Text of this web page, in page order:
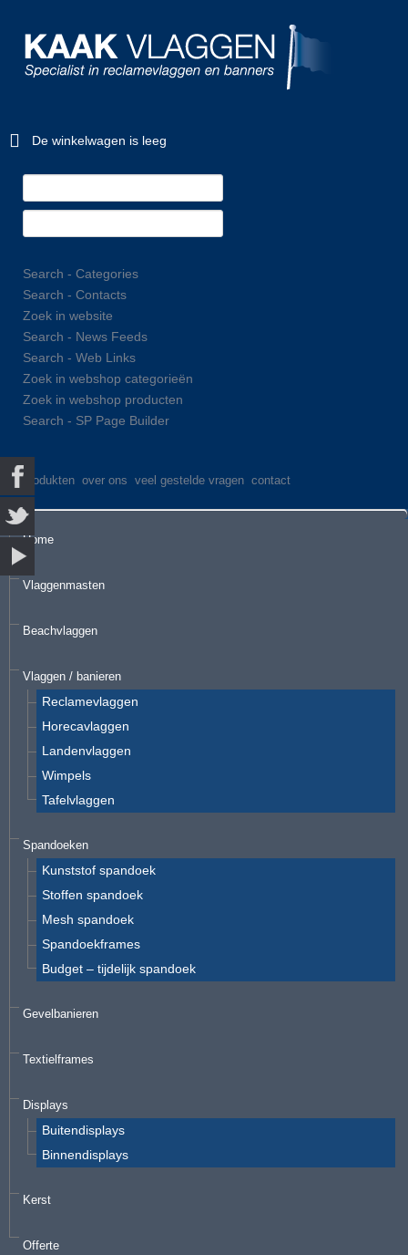
De winkelwagen is leeg
Search - Categories
Search - Contacts
Zoek in website
Search - News Feeds
Search - Web Links
Zoek in webshop categorieën
Zoek in webshop producten
Search - SP Page Builder
produkten over ons veel gestelde vragen contact
Home
Vlaggenmasten
Beachvlaggen
Vlaggen / banieren
Reclamevlaggen
Horecavlaggen
Landenvlaggen
Wimpels
Tafelvlaggen
Spandoeken
Kunststof spandoek
Stoffen spandoek
Mesh spandoek
Spandoekframes
Budget – tijdelijk spandoek
Gevelbanieren
Textielframes
Displays
Buitendisplays
Binnendisplays
Kerst
Offerte